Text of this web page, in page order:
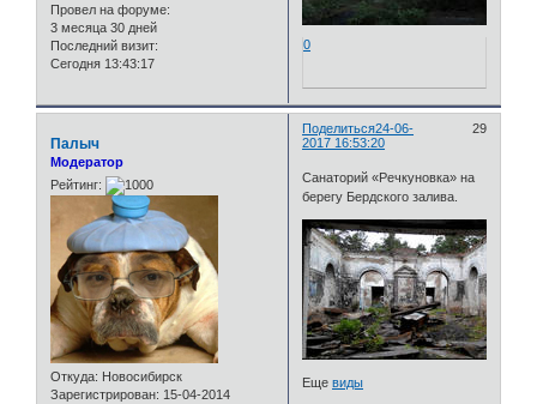
Провел на форуме:
3 месяца 30 дней
Последний визит:
Сегодня 13:43:17
0
Поделиться 29
24-06-
2017 16:53:20
Палыч
Модератор
Рейтинг:
Откуда: Новосибирск
Зарегистрирован: 15-04-2014
Санаторий «Речкуновка» на
берегу Бердского залива.
Ещевиды